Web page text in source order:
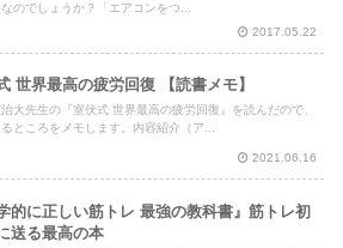
のでしょうか？「エアコンをつ...
2017.05.22
世界最高の疲労回復 【読書メモ】
大先生の『室伏式 世界最高の疲労回復』を読んだので、
ところをメモします。内容紹介（ア...
2021.06.16
学的に正しい筋トレ 最強の教科書』筋トレ初
送る最高の本